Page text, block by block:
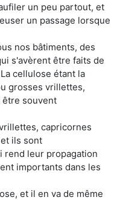
un peu partout, et
un passage lorsque
nos bâtiments, des
s'avèrent être faits de
cellulose étant la
grosses vrillettes,
être souvent
capricornes
ils sont
rend leur propagation
importants dans les
et il en va de même